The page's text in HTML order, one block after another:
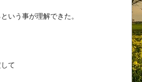
いう事が理解できた。
て